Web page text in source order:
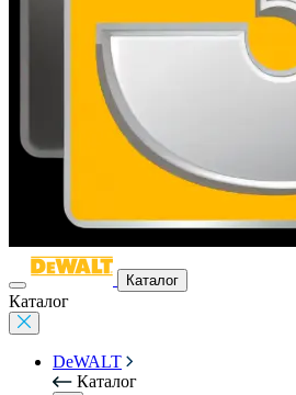
Каталог
Каталог
DeWALT
Каталог